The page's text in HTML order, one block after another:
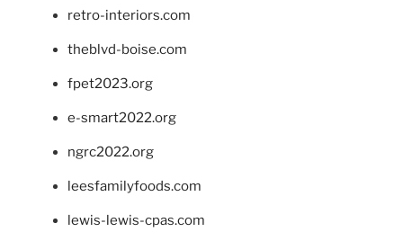
retro-interiors.com
theblvd-boise.com
fpet2023.org
e-smart2022.org
ngrc2022.org
leesfamilyfoods.com
lewis-lewis-cpas.com